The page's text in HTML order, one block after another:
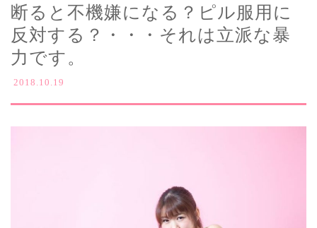
断ると不機嫌になる？ピル服用に
反対する？・・・それは立派な暴
力です。
2018.10.19